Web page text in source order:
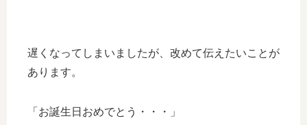
遅くなってしまいましたが、改めて伝えたいことが
あります。
「お誕生日おめでとう・・・」